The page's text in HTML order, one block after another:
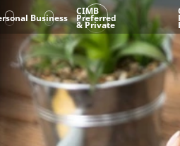
Business
CIMB
Preferred
& Private